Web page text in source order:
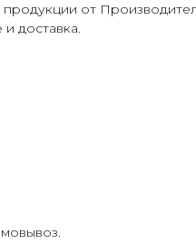
от
доставка.